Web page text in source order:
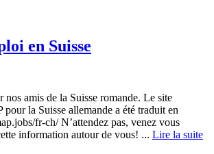
en Suisse
amis de la Suisse romande. Le site
la Suisse allemande a été traduit en
fr-ch/ N’attendez pas, venez vous
information autour de vous! ... Lire la suite